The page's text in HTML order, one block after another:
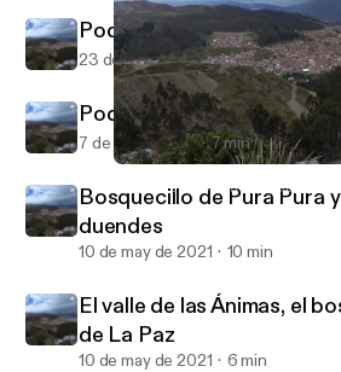
Leyendas Y costumbres De la
Podcast 7
23 de jul de 2021 4 min
Podcast 6
7 de jun de 2021 7 min
Bosquecillo de Pura Pura
duendes
10 de may de 2021 10 min
El valle de las Ánimas, el
de La Paz
10 de may de 2021 6 min